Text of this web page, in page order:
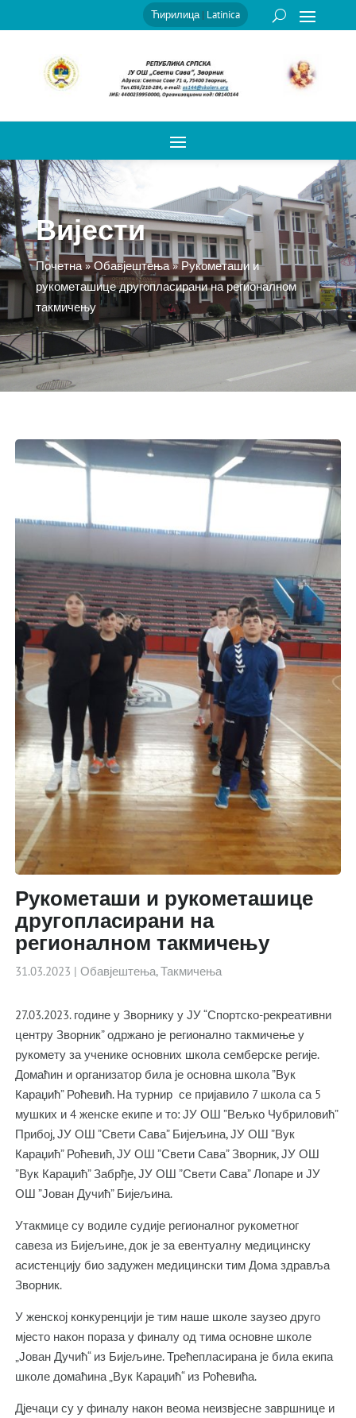
Ћирилица| Latinica
Вијести
Почетна»Обавјештења» Рукометаши и
рукометашице другопласирани на регионалном
такмичењу
Рукометаши и рукометашице
другопласирани на
регионалном такмичењу
31.03.2023 | Обавјештења,Такмичења
27.03.2023. године у Зворнику у ЈУ “Спортско-рекреативни
центру Зворник” одржано је регионално такмичење у
рукомету за ученике основних школа семберске регије.
Домаћин и организатор била је основна школа ”Вук
Караџић” Роћевић. На турнир се пријавило 7 школа са 5
мушких и 4 женске екипе и то: ЈУ ОШ ”Вељко Чубриловић”
Прибој, ЈУ ОШ ”Свети Сава” Бијељина, ЈУ ОШ ”Вук
Караџић” Роћевић, ЈУ ОШ ”Свети Сава” Зворник, ЈУ ОШ
”Вук Караџић” Забрђе, ЈУ ОШ ”Свети Сава” Лопаре и ЈУ
ОШ ”Јован Дучић” Бијељина.
Утакмице су водиле судије регионалног рукометног
савеза из Бијељине, док је за евентуалну медицинску
асистенцију био задужен медицински тим Дома здравља
Зворник.
У женској конкуренцији је тим наше школе заузео друго
мјесто након пораза у финалу од тима основне школе
„Јован Дучић“ из Бијељине. Трећепласирана је била екипа
школе домаћина „Вук Караџић“ из Роћевића.
Дјечаци су у финалу након веома неизвјесне завршнице и